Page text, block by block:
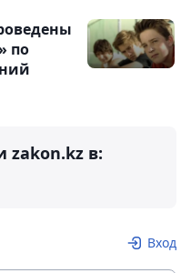
по
zakon.kz в:
Вход